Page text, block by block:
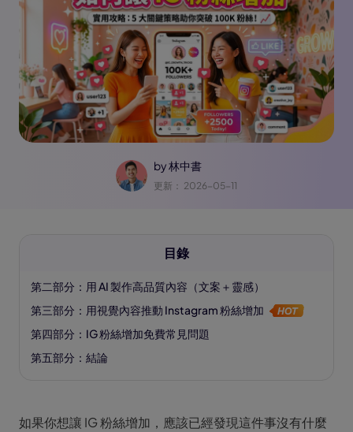
by林中書
更新： 2026-05-11
目錄
第二部分：用 AI 製作高品質內容（文案＋靈感）
第三部分：用視覺內容推動 Instagram 粉絲增加
第四部分：IG 粉絲增加免費常見問題
第五部分：結論
如果你想讓 IG 粉絲增加，應該已經發現這件事沒有什麼